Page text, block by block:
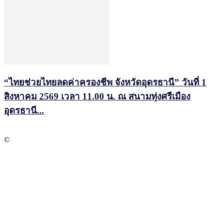
“ไทยช่วยไทยลดค่าครองชีพ จังหวัดอุดรธานี” วันที่ 1
สิงหาคม 2569 เวลา 11.00 น. ณ สนามทุ่งศรีเมือง
อุดรธานี...
©